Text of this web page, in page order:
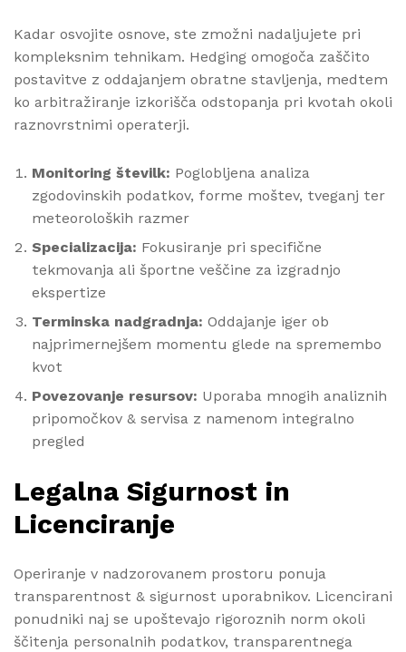
Kadar osvojite osnove, ste zmožni nadaljujete pri
kompleksnim tehnikam. Hedging omogoča zaščito
postavitve z oddajanjem obratne stavljenja, medtem
ko arbitražiranje izkorišča odstopanja pri kvotah okoli
raznovrstnimi operaterji.
Monitoring številk: Poglobljena analiza
zgodovinskih podatkov, forme moštev, tveganj ter
meteoroloških razmer
Specializacija: Fokusiranje pri specifične
tekmovanja ali športne veščine za izgradnjo
ekspertize
Terminska nadgradnja: Oddajanje iger ob
najprimernejšem momentu glede na spremembo
kvot
Povezovanje resursov: Uporaba mnogih analiznih
pripomočkov & servisa z namenom integralno
pregled
Legalna Sigurnost in
Licenciranje
Operiranje v nadzorovanem prostoru ponuja
transparentnost & sigurnost uporabnikov. Licencirani
ponudniki naj se upoštevajo rigoroznih norm okoli
ščitenja personalnih podatkov, transparentnega